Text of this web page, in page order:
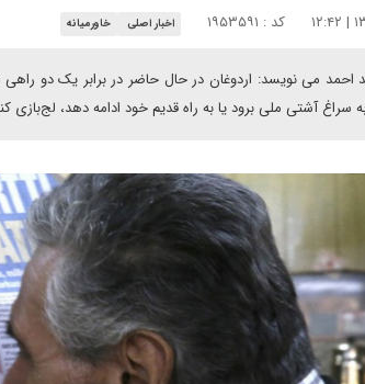
کد : ۱۹۵۳۵۹۱ اخبار اصلی خاورمیانه
می نویسد: اردوغان در حال حاضر در برابر یک دو راهی
آشتی ملی برود یا به راه قدیم خود ادامه دهد، لج‌بازی